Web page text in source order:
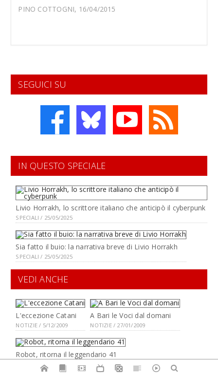
PINO COTTOGNI, 16/04/2015
SEGUICI SU
IN QUESTO SPECIALE
Livio Horrakh, lo scrittore italiano che anticipò il cyberpunk
SPECIALI / 25/05/2025
Sia fatto il buio: la narrativa breve di Livio Horrakh
SPECIALI / 25/05/2025
VEDI ANCHE
L'eccezione Catani
NOTIZIE / 5/12/2009
A Bari le Voci dal domani
NOTIZIE / 27/01/2009
Robot, ritorna il leggendario 41
NOTIZIE / 1/04/2006